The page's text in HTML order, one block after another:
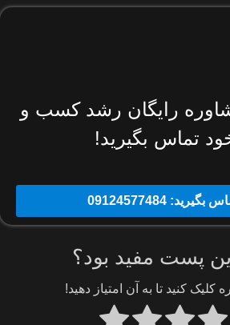
رایگان رشد کسب و
تماس بگیرید!
09124577484
پست مفید بود؟
کلیک کنید تا به آن امتیاز دهید!